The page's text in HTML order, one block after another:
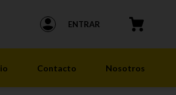
ENTRAR
Contacto Nosotros